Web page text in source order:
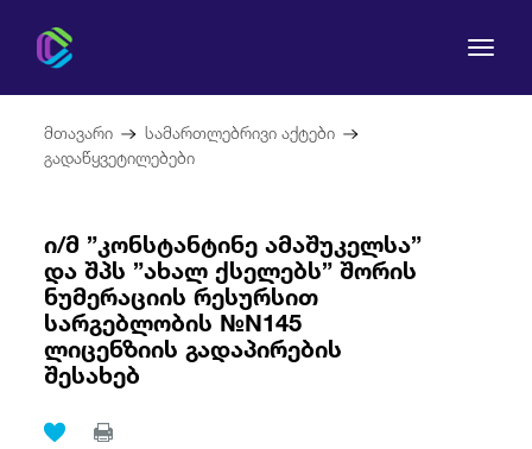
კომისია
მომხმარებლის უფლებები
რეგულირება
სამართლებრივი აქტები
მთავარი სამართლებრივი აქტები
გადაწყვეტილებები
ი/მ ”კონსტანტინე ამაშუკელსა”
და შპს ”ახალ ქსელებს” შორის
ნუმერაციის რესურსით
სარგებლობის №N145
ლიცენზიის გადაპირების
შესახებ